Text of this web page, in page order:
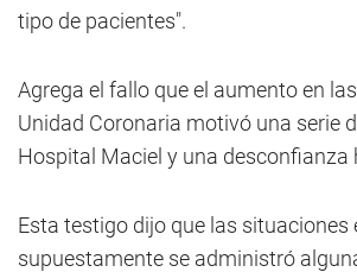
tipo de pacientes".
Agrega el fallo que el aumento en
Unidad Coronaria motivó una serie
Hospital Maciel y una desconfianza
Esta testigo dijo que las situaciones
supuestamente se administró